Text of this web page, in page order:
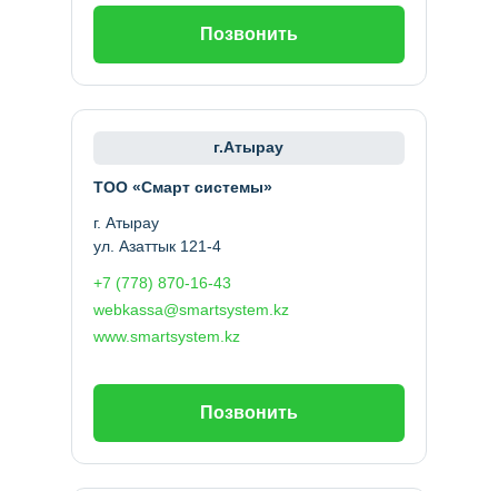
ТОО «Смарт системы»
г. Атырау
ул. Азаттык 121-4
webkassa@smartsystem.kz
www.smartsystem.kz
Позвонить
+7 (778) 870-16-43
г.Атырау
Позвонить